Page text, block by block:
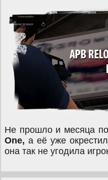
Не прошло и месяца
One, а её уже
она так не угодила